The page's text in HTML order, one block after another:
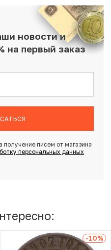
новости и
на первый заказ
получение писем от магазина
персональных данных
-10%